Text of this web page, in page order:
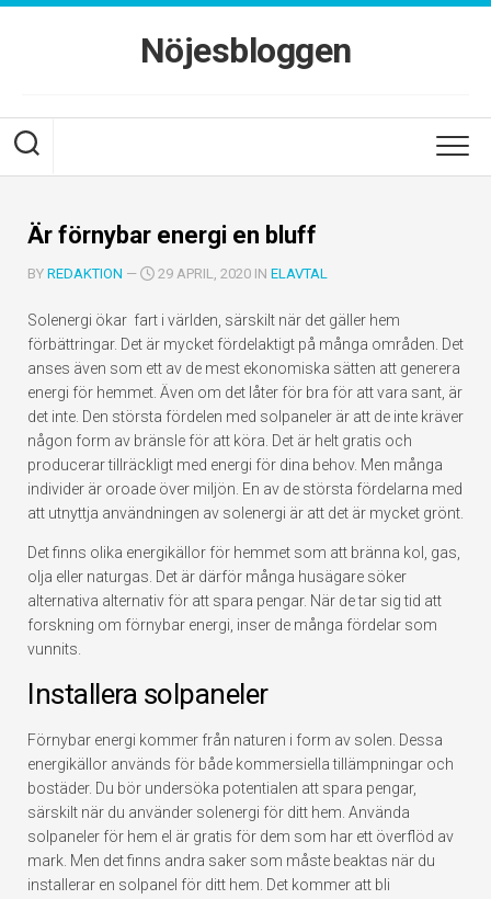
Skip
Nöjesbloggen
Är förnybar energi en bluff
BY REDAKTION — 29 APRIL, 2020 IN ELAVTAL
Solenergi ökar fart i världen, särskilt när det gäller hem
förbättringar. Det är mycket fördelaktigt på många områden. Det
anses även som ett av de mest ekonomiska sätten att generera
energi för hemmet. Även om det låter för bra för att vara sant, är
det inte. Den största fördelen med solpaneler är att de inte kräver
någon form av bränsle för att köra. Det är helt gratis och
producerar tillräckligt med energi för dina behov. Men många
individer är oroade över miljön. En av de största fördelarna med
att utnyttja användningen av solenergi är att det är mycket grönt.
Det finns olika energikällor för hemmet som att bränna kol, gas,
olja eller naturgas. Det är därför många husägare söker
alternativa alternativ för att spara pengar. När de tar sig tid att
forskning om förnybar energi, inser de många fördelar som
vunnits.
Installera solpaneler
Förnybar energi kommer från naturen i form av solen. Dessa
energikällor används för både kommersiella tillämpningar och
bostäder. Du bör undersöka potentialen att spara pengar,
särskilt när du använder solenergi för ditt hem. Använda
solpaneler för hem el är gratis för dem som har ett överflöd av
mark. Men det finns andra saker som måste beaktas när du
installerar en solpanel för ditt hem. Det kommer att bli